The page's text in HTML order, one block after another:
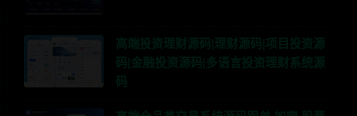
高端投资理财源码|理财源码|项目投资源
码|金融投资源码|多语言投资理财系统源
码